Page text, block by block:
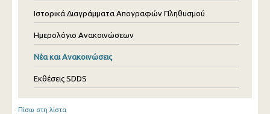
Ιστορικά Διαγράμματα Απογραφών Πληθυσμού
Ημερολόγιο Ανακοινώσεων
Νέα και Ανακοινώσεις
Εκθέσεις SDDS
Πίσω στη λίστα